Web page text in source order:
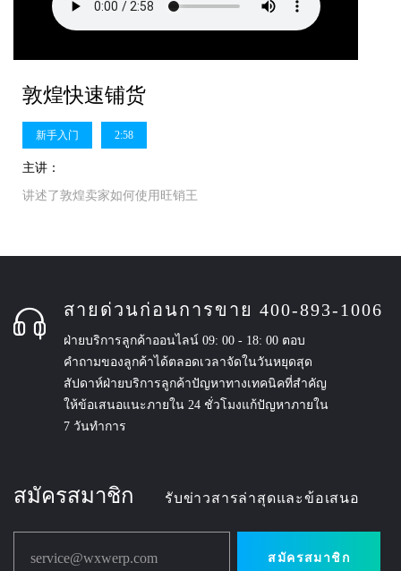
敦煌快速铺货
新手入门 2:58
主讲：
讲述了敦煌卖家如何使用旺销王
สายด่วนก่อนการขาย 400-893-1006
ฝ่ายบริการลูกค้าออนไลน์ 09: 00 - 18: 00 ตอบ
คำถามของลูกค้าได้ตลอดเวลาจัดในวันหยุดสุด
สัปดาห์ฝ่ายบริการลูกค้าปัญหาทางเทคนิคที่สำคัญ
ให้ข้อเสนอแนะภายใน 24 ชั่วโมงแก้ปัญหาภายใน
7 วันทำการ
สมัครสมาชิก รับข่าวสารล่าสุดและข้อเสนอ
service@wxwerp.com สมัครสมาชิก